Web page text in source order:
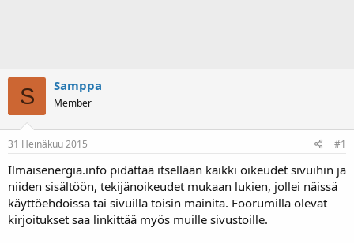
S Samppa
Member
31 Heinäkuu 2015 #1
Ilmaisenergia.info pidättää itsellään kaikki oikeudet sivuihin ja
niiden sisältöön, tekijänoikeudet mukaan lukien, jollei näissä
käyttöehdoissa tai sivuilla toisin mainita. Foorumilla olevat
kirjoitukset saa linkittää myös muille sivustoille.